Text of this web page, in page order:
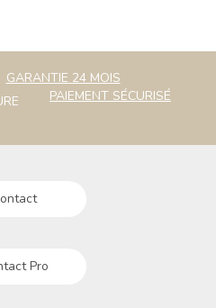
GARANTIE 24 MOIS
PAIEMENT SÉCURISÉ
Pro